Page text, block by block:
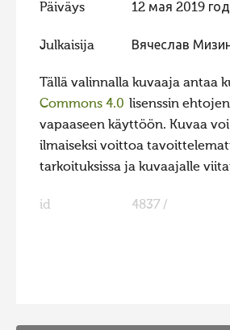
Päiväys 12 мая 2019
Julkaisija Вячеслав
Tällä valinnalla kuvaaja antaa
Commons 4.0 lisenssin
vapaaseen käyttöön. Kuvaa
ilmaiseksi voittoa
tarkoituksissa ja kuvaajalle
id 4837 /